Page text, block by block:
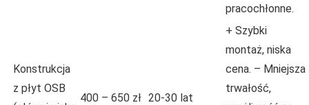
pracochłonne.
Konstrukcja
z płyt OSB
400 – 650 zł 20-30 lat
+ Szybki
montaż, niska
cena. – Mniejsza
trwałość,